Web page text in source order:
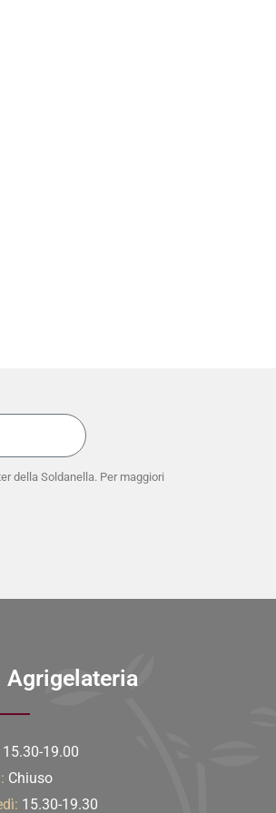
della Soldanella. Per maggiori
Agrigelateria
15.30-19.00
Chiuso
15.30-19.30